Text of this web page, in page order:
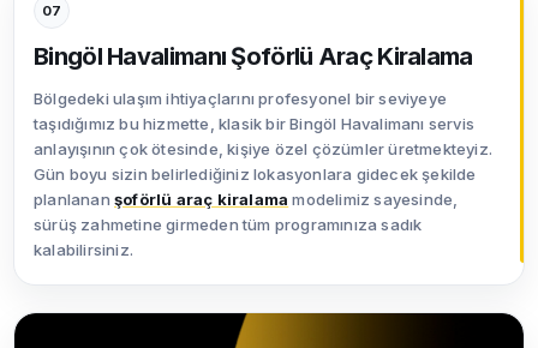
07
Bingöl Havalimanı Şoförlü Araç Kiralama
Bölgedeki ulaşım ihtiyaçlarını profesyonel bir seviyeye
taşıdığımız bu hizmette, klasik bir Bingöl Havalimanı servis
anlayışının çok ötesinde, kişiye özel çözümler üretmekteyiz.
Gün boyu sizin belirlediğiniz lokasyonlara gidecek şekilde
planlanan şoförlü araç kiralama modelimiz sayesinde,
sürüş zahmetine girmeden tüm programınıza sadık
kalabilirsiniz.